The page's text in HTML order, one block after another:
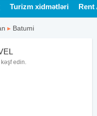
Turizm xidmətləri Rent
▸ Batumi
kəşf edin.